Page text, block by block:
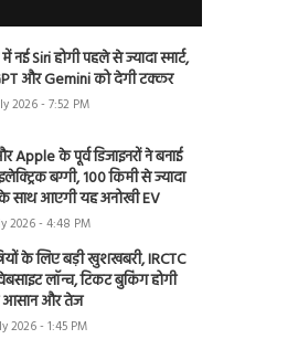
नई Siri होगी पहले से ज्यादा स्मार्ट,
और Gemini को देगी टक्कर
2026 - 7:52 PM
Apple के पूर्व डिजाइनरों ने बनाई
बग्गी, 100 किमी से ज्यादा
साथ आएगी यह अनोखी EV
2026 - 4:48 PM
के लिए बड़ी खुशखबरी, IRCTC
लॉन्च, टिकट बुकिंग होगी
और तेज
2026 - 1:45 PM